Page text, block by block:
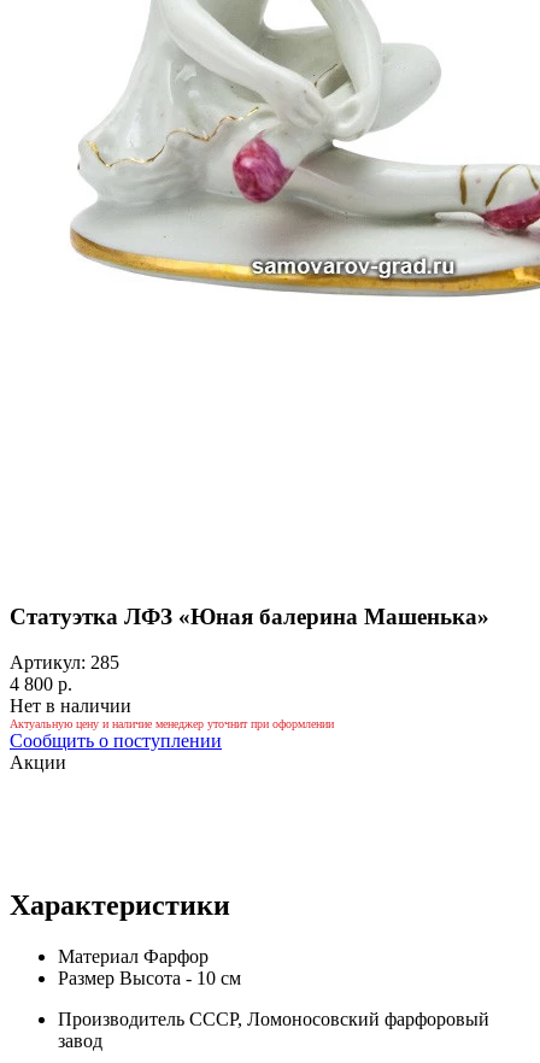
Статуэтка ЛФЗ «Юная балерина Машенька»
Артикул: 285
4 800 р.
Нет в наличии
Актуальную цену и наличие менеджер уточнит при оформлении
Сообщить о поступлении
Акции
Характеристики
Материал Фарфор
Размер Высота - 10 см
Производитель СССР, Ломоносовский фарфоровый
завод